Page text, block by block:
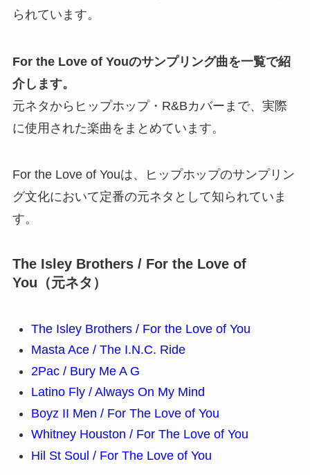
られています。
For the Love of Youのサンプリング曲を一覧で紹
介します。
元ネタからヒップホップ・R&Bカバーまで、実際
に使用された楽曲をまとめています。
For the Love of Youは、ヒップホップのサンプリン
グ文化において定番の元ネタとして知られていま
す。
The Isley Brothers / For the Love of
You（元ネタ）
The Isley Brothers / For the Love of You
Masta Ace / The I.N.C. Ride
2Pac / Bury Me A G
Latino Fly / Always On My Mind
Boyz II Men / For The Love of You
Whitney Houston / For The Love of You
Hil St Soul / For The Love of You